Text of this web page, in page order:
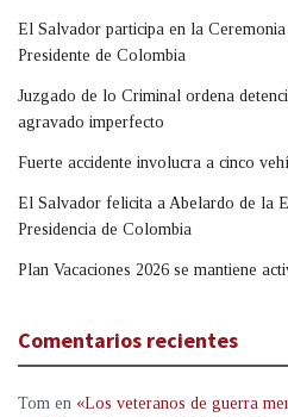
El Salvador participa en la
Presidente de Colombia
Juzgado de lo Criminal ordena
agravado imperfecto
Fuerte accidente involucra a cinco
El Salvador felicita a Abelardo de la
Presidencia de Colombia
Plan Vacaciones 2026 se mantiene
Comentarios recientes
Tom en «Los veteranos de guerra